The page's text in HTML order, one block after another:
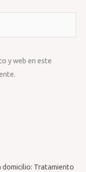
y web en este
domicilio: Tratamiento